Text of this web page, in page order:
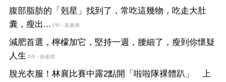
腹部脂肪的「剋星」找到了，常吃這幾物，吃走大肚
囊，瘦出... PR・新素簡
減肥首選，檸檬加它，堅持一週，腰細了，瘦到你懷疑
人生 PR・新素簡
脫光衣服！林襄比賽中露2點開「啦啦隊裸體趴」 上